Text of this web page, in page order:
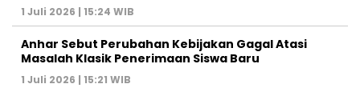
1 Juli 2026 | 15:24 WIB
Anhar Sebut Perubahan Kebijakan Gagal Atasi
Masalah Klasik Penerimaan Siswa Baru
1 Juli 2026 | 15:21 WIB